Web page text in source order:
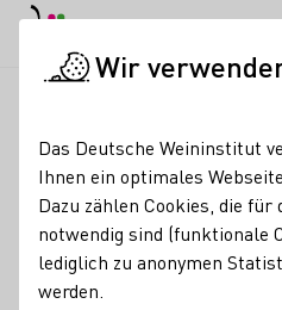
WEIN.MODE &
LADIES NIGHT
14.10.2618:30 - 23:00 Uhr
Wir
Das Deutsche Weininstitut
Ihnen ein optimales
Dazu zählen Cookies, die
notwendig sind (funktionale
lediglich zu anonymen
werden.